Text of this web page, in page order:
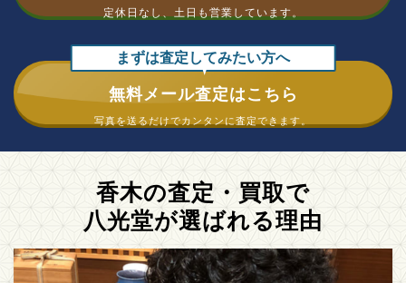
定休日なし、 土日も営業しています。
まずは査定してみたい方へ
無料メール査定はこちら
写真を送るだけでカンタンに査定できます。
香木の査定・買取で
八光堂が選ばれる理由